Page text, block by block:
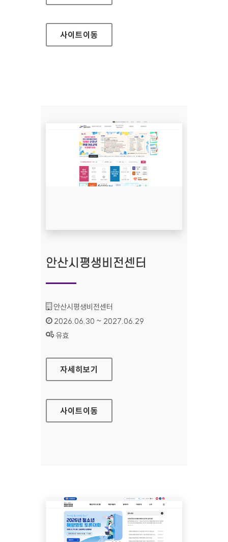
사이트이동
안산시평생비전센터
기관명 :
안산시평생비전센터
인증기간 :
2026.06.30 ~ 2027.06.29
상태 :
유효
안산시평생비전센터
자세히보기
사이트이동